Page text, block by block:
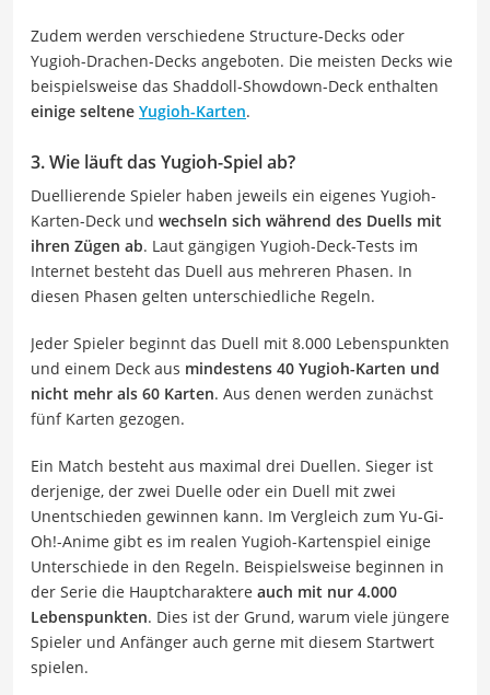
Zudem werden verschiedene Structure-Decks oder
Yugioh-Drachen-Decks angeboten. Die meisten Decks wie
beispielsweise das Shaddoll-Showdown-Deck enthalten
einige seltene Yugioh-Karten.
3. Wie läuft das Yugioh-Spiel ab?
Duellierende Spieler haben jeweils ein eigenes Yugioh-
Karten-Deck und wechseln sich während des Duells mit
ihren Zügen ab. Laut gängigen Yugioh-Deck-Tests im
Internet besteht das Duell aus mehreren Phasen. In
diesen Phasen gelten unterschiedliche Regeln.
Jeder Spieler beginnt das Duell mit 8.000 Lebenspunkten
und einem Deck aus mindestens 40 Yugioh-Karten und
nicht mehr als 60 Karten. Aus denen werden zunächst
fünf Karten gezogen.
Ein Match besteht aus maximal drei Duellen. Sieger ist
derjenige, der zwei Duelle oder ein Duell mit zwei
Unentschieden gewinnen kann. Im Vergleich zum Yu-Gi-
Oh!-Anime gibt es im realen Yugioh-Kartenspiel einige
Unterschiede in den Regeln. Beispielsweise beginnen in
der Serie die Hauptcharaktere auch mit nur 4.000
Lebenspunkten. Dies ist der Grund, warum viele jüngere
Spieler und Anfänger auch gerne mit diesem Startwert
spielen.